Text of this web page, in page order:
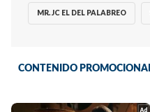
MR. JC EL DEL PALABREO